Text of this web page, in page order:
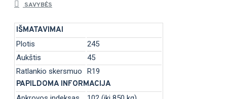
SAVYBĖS
IŠMATAVIMAI
Plotis
245
Aukštis
45
Ratlankio skersmuo
R19
PAPILDOMA INFORMACIJA